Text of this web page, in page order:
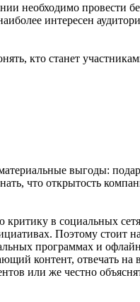
необходимо провести
интересен
кто станет
выгоды:
что открытость
в социальных
Поэтому стоит
программах и
контент, отвечать на
или же честно